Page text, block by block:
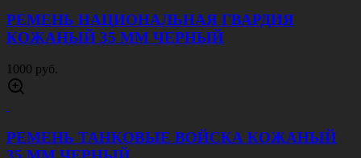
700 руб.
КУРТКА АРМИЯ РОССИИ ОЛИВА
3500 руб.